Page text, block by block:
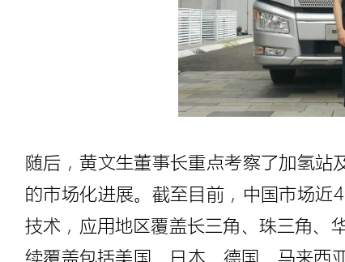
随后，黄文生董事长重点考察了加氢站
的市场化进展。截至目前，中国市场近
技术，应用地区覆盖长三角、珠三角、
续覆盖包括美国、日本、德国、马来西